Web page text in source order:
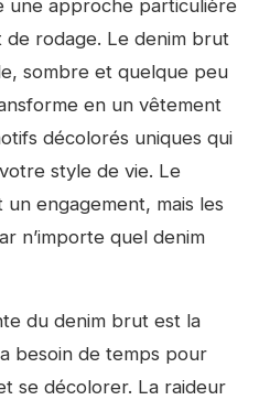
une approche particulière
de rodage. Le denim brut
sombre et quelque peu
en un vêtement
décolorés uniques qui
style de vie. Le
engagement, mais les
n’importe quel denim
du denim brut est la
besoin de temps pour
se décolorer. La raideur